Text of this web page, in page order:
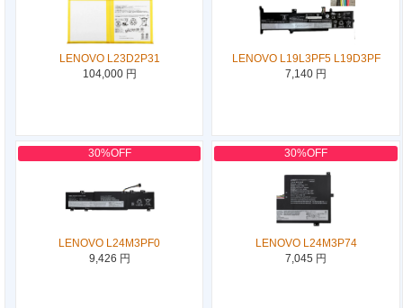
LENOVO L23D2P31
104,000 円
LENOVO L19L3PF5 L19D3PF
7,140 円
30%OFF
LENOVO L24M3PF0
9,426 円
30%OFF
LENOVO L24M3P74
7,045 円